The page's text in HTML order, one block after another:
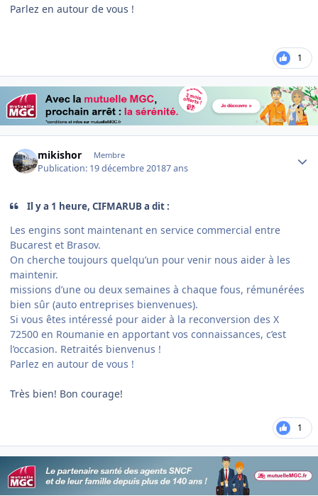
Parlez en autour de vous !
1
mikishor Membre
Publication: 19 décembre 20187 ans
Il y a 1 heure, CIFMARUB a dit :
Les engins sont maintenant en service commercial entre
Bucarest et Brasov.
On cherche toujours quelqu’un pour venir nous aider à les
maintenir.
missions d’une ou deux semaines à chaque fous, rémunérées
bien sûr (auto entreprises bienvenues).
Si vous êtes intéressé pour aider à la reconversion des X
72500 en Roumanie en apportant vos connaissances, c’est
l’occasion. Retraités bienvenus !
Parlez en autour de vous !
Très bien! Bon courage!
1